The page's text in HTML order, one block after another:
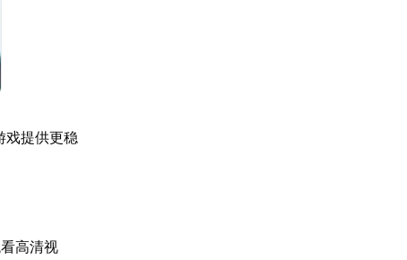
戏提供更稳
高清视